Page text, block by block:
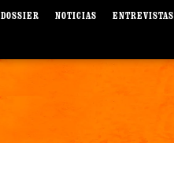
DOSSIER NOTICIAS ENTREVISTAS